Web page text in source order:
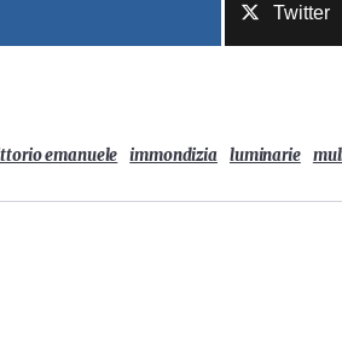
Twitter
emanuele immondizia luminarie